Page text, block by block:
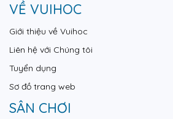
VỀ VUIHOC
Giới thiệu về Vuihoc
Liên hệ với Chúng tôi
Tuyển dụng
Sơ đồ trang web
SÂN CHƠI